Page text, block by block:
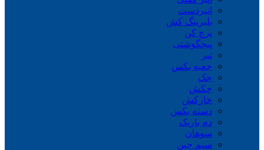
انبردست
بلبرینگ کش
پرچ کن
پیچگوشتی
تبر
جعبه بکس
جک
چکش
خارکش
دسته بکس
دم باریک
سوهان
سیم چین